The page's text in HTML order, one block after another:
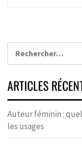
ARTICLES
Auteur féminin :
les usages